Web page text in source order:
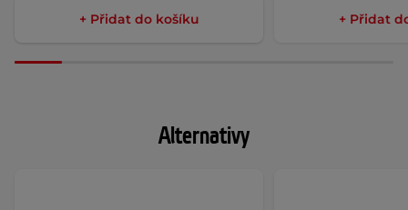
+ Přidat do košíku + Přidat
Alternativy